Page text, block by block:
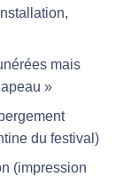
mais
»
du festival)
(impression